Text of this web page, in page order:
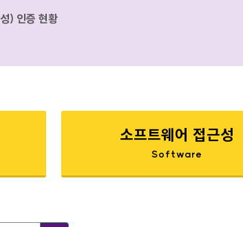
) 인증 현황
소프트웨어 접근성
Software